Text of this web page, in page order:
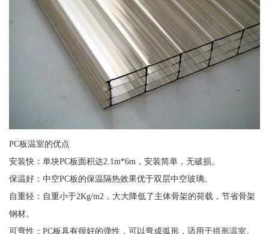
PC板温室的优点
安装快：单块PC板面积达2.1m*6m，安装简单，无破损。
保温好：中空PC板的保温隔热效果优于双层中空玻璃。
自重轻：自重小于2Kg/m2，大大降低了主体骨架的荷载，节省骨架
钢材。
可弯性：PC板具有很好的弹性，可以弯成弧形，适用于拱形温室。